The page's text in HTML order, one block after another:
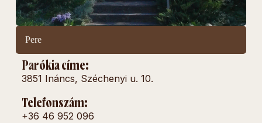
Pere
Parókia címe:
3851 Ináncs, Széchenyi u. 10.
Telefonszám:
+36 46 952 096